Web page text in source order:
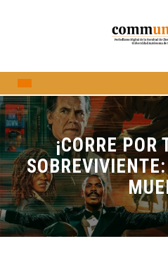
¡CORRE POR
SOBREVIVIENTE: